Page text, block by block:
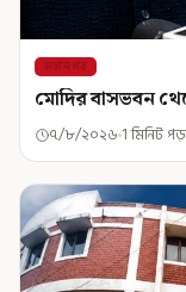
মহানগর
মোদির বাসভবন
৭/৮/২০২৬ 1 মিনিট